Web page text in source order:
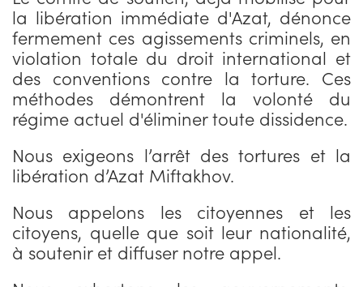
la libération immédiate d'Azat, dénonce
fermement ces agissements criminels, en
violation totale du droit international et
des conventions contre la torture. Ces
méthodes démontrent la volonté du
régime actuel d'éliminer toute dissidence.
Nous exigeons l’arrêt des tortures et la
libération d’Azat Miftakhov.
Nous appelons les citoyennes et les
citoyens, quelle que soit leur nationalité,
à soutenir et diffuser notre appel.